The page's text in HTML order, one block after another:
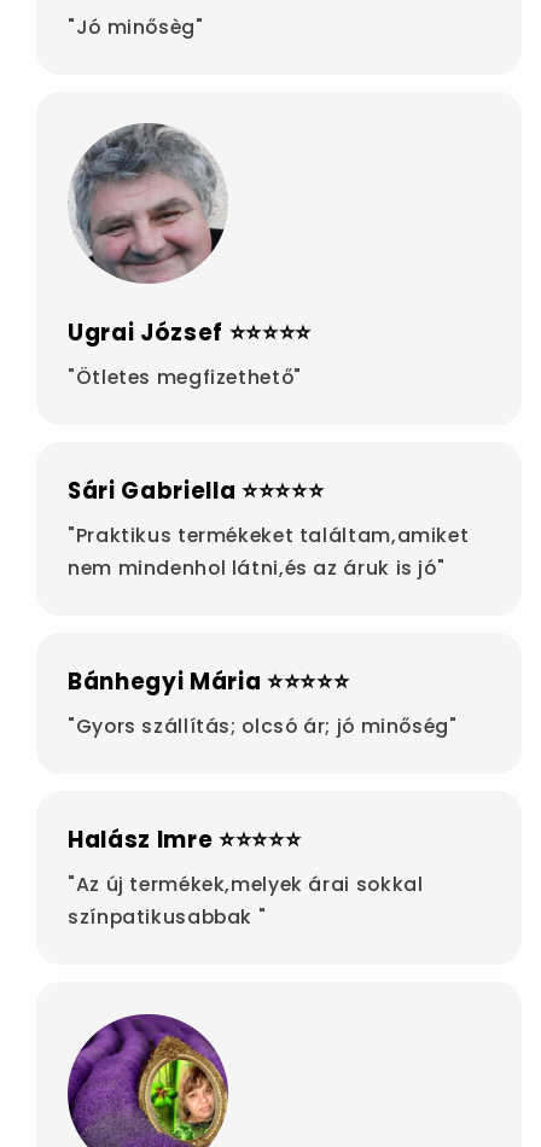
"Jó minősèg"
Ugrai József ⭐⭐⭐⭐⭐
"Ötletes megfizethető"
Sári Gabriella ⭐⭐⭐⭐⭐
"Praktikus termékeket találtam,amiket
nem mindenhol látni,és az áruk is jó"
Bánhegyi Mária ⭐⭐⭐⭐⭐
"Gyors szállítás; olcsó ár; jó minőség"
Halász Imre ⭐⭐⭐⭐⭐
"Az új termékek,melyek árai sokkal
színpatikusabbak "